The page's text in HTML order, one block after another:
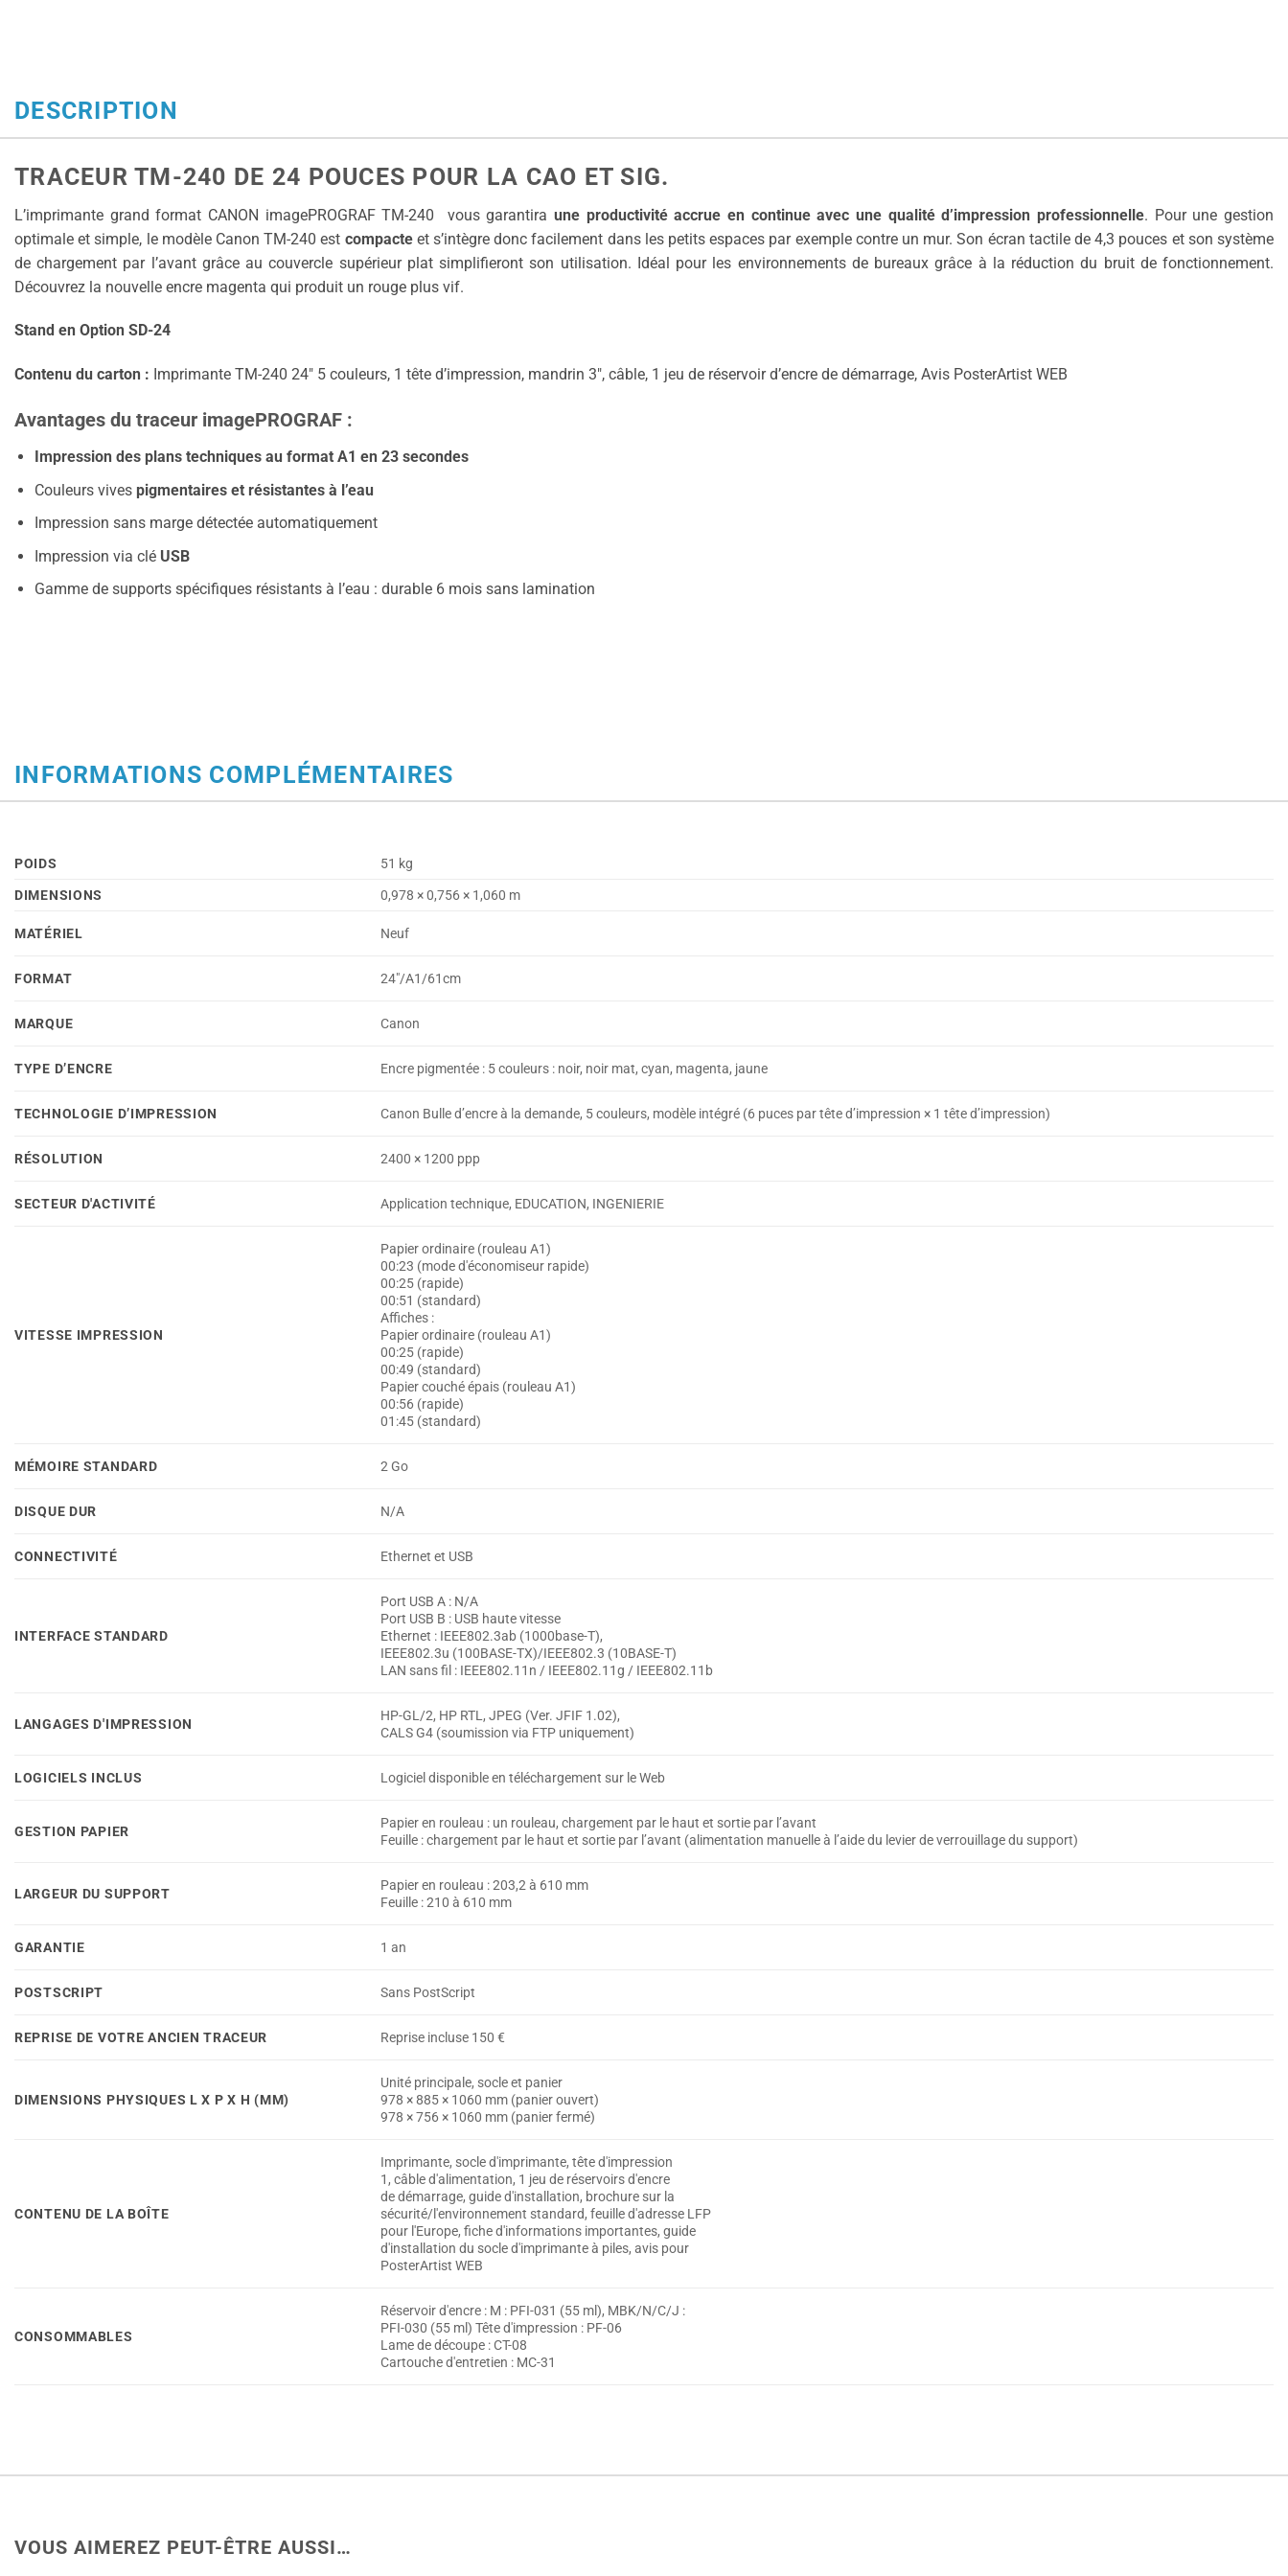
DESCRIPTION
TRACEUR TM-240 DE 24 POUCES POUR LA CAO ET SIG.
L’imprimante grand format CANON imagePROGRAF TM-240 vous garantira une productivité accrue en continue avec une qualité d’impression professionnelle. Pour une gestion
optimale et simple, le modèle Canon TM-240 est compacteet s’intègre donc facilement dans les petits espaces par exemple contre un mur. Son écran tactile de 4,3 pouces et son système
de chargement par l’avant grâce au couvercle supérieur plat simplifieront son utilisation. Idéal pour les environnements de bureaux grâce à la réduction du bruit de fonctionnement.
Découvrez la nouvelle encre magenta qui produit un rouge plus vif.
Stand en Option SD-24
Contenu du carton : Imprimante TM-240 24″ 5 couleurs, 1 tête d’impression, mandrin 3″, câble, 1 jeu de réservoir d’encre de démarrage, Avis PosterArtist WEB
Avantages du traceur imagePROGRAF :
Impression des plans techniques au format A1 en 23 secondes
Couleurs vives pigmentaires et résistantes à l’eau
Impression sans marge détectée automatiquement
Impression via clé USB
Gamme de supports spécifiques résistants à l’eau : durable 6 mois sans lamination
INFORMATIONS COMPLÉMENTAIRES
POIDS 51 kg
DIMENSIONS 0,978 × 0,756 × 1,060 m
MATÉRIEL Neuf
FORMAT 24"/A1/61cm
MARQUE Canon
TYPE D’ENCRE Encre pigmentée : 5 couleurs : noir, noir mat, cyan, magenta, jaune
TECHNOLOGIE D’IMPRESSION Canon Bulle d’encre à la demande, 5 couleurs, modèle intégré (6 puces par tête d’impression × 1 tête d’impression)
RÉSOLUTION 2400 × 1200 ppp
SECTEUR D'ACTIVITÉ Application technique, EDUCATION, INGENIERIE
VITESSE IMPRESSION
Papier ordinaire (rouleau A1)
00:23 (mode d'économiseur rapide)
00:25 (rapide)
00:51 (standard)
Affiches :
Papier ordinaire (rouleau A1)
00:25 (rapide)
00:49 (standard)
Papier couché épais (rouleau A1)
00:56 (rapide)
01:45 (standard)
MÉMOIRE STANDARD 2 Go
DISQUE DUR N/A
CONNECTIVITÉ Ethernet et USB
INTERFACE STANDARD
Port USB A : N/A
Port USB B : USB haute vitesse
Ethernet : IEEE802.3ab (1000base-T),
IEEE802.3u (100BASE-TX)/IEEE802.3 (10BASE-T)
LAN sans fil : IEEE802.11n / IEEE802.11g / IEEE802.11b
LANGAGES D'IMPRESSION
HP-GL/2, HP RTL, JPEG (Ver. JFIF 1.02),
CALS G4 (soumission via FTP uniquement)
LOGICIELS INCLUS Logiciel disponible en téléchargement sur le Web
GESTION PAPIER
Papier en rouleau : un rouleau, chargement par le haut et sortie par l’avant
Feuille : chargement par le haut et sortie par l’avant (alimentation manuelle à l’aide du levier de verrouillage du support)
LARGEUR DU SUPPORT
Papier en rouleau : 203,2 à 610 mm
Feuille : 210 à 610 mm
GARANTIE 1 an
POSTSCRIPT Sans PostScript
REPRISE DE VOTRE ANCIEN TRACEUR Reprise incluse 150 €
DIMENSIONS PHYSIQUES L X P X H (MM)
Unité principale, socle et panier
978 × 885 × 1060 mm (panier ouvert)
978 × 756 × 1060 mm (panier fermé)
CONTENU DE LA BOÎTE
Imprimante, socle d'imprimante, tête d'impression
1, câble d'alimentation, 1 jeu de réservoirs d'encre
de démarrage, guide d'installation, brochure sur la
sécurité/l'environnement standard, feuille d'adresse LFP
pour l'Europe, fiche d'informations importantes, guide
d'installation du socle d'imprimante à piles, avis pour
PosterArtist WEB
CONSOMMABLES
Réservoir d'encre : M : PFI-031 (55 ml), MBK/N/C/J :
PFI-030 (55 ml) Tête d'impression : PF-06
Lame de découpe : CT-08
Cartouche d'entretien : MC-31
VOUS AIMEREZ PEUT-ÊTRE AUSSI…